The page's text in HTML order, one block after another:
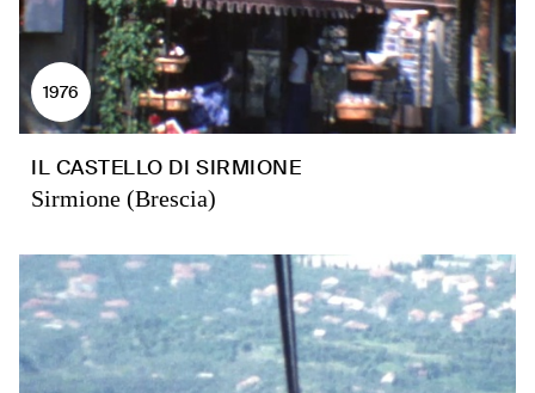
1976
IL CASTELLO DI SIRMIONE
Sirmione (Brescia)